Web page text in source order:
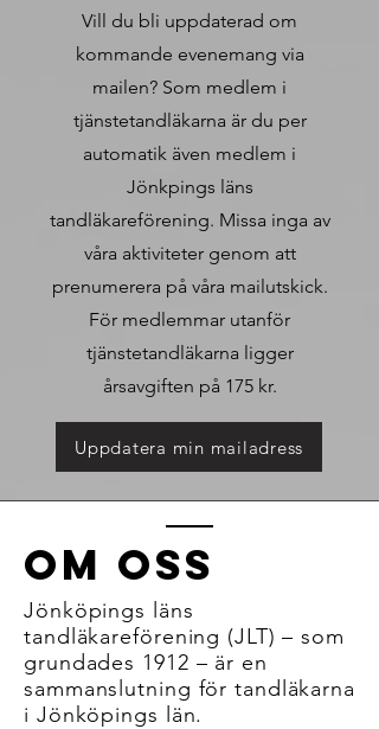
Vill du bli uppdaterad om
kommande evenemang via
mailen? Som medlem i
tjänstetandläkarna är du per
automatik även medlem i
Jönkpings läns
tandläkareförening. Missa inga av
våra aktiviteter genom att
prenumerera på våra mailutskick.
För medlemmar utanför
tjänstetandläkarna ligger
årsavgiften på 175 kr.
Uppdatera min mailadress
OM OSS
Jönköpings läns
tandläkareförening (JLT) – som
grundades 1912 – är en
sammanslutning för tandläkarna
i Jönköpings län.